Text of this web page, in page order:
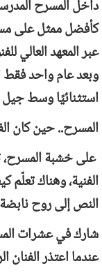
داخل المسرح
كأفضل ممثل على
وبعد عام واحد فقط
استثنائيًا وسط جيل
المسرح.. حين كان
على خشبة
الفنية، وهناك
النص إلى روح
شارك في عشرات
عندما اعتذر